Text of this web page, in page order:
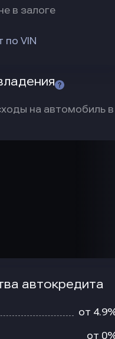
в залоге
по VIN
на автомобиль в
автокредита
от
от